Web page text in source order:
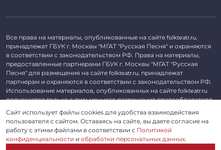
Все права на материалы, опубликованные на сайте folkteatr.ru,
принадлежат ГБУК г. Москвы "МГАТ "Русская Песня" и охраняются
в соответствии с законодательством РФ. Права на материалы,
предоставленные партнерами ГБУК г. Москвы "МГАТ "Русская
Песня" для размещения на сайте folkteatr.ru, принадлежат
партнерам и охраняются в соответствии с законодательством РФ.
Использование материалов, опубликованных на сайте folkteatr.ru
допускается только с письменного разрешения правообладателя.
©2026 ГБУК г. Москвы «МГАТ «Русская песня». ОГРН 1027739279182,
ИНН 7714039052.
Пользовательское соглашение
Сайт использует файлы cookies для удобства взаимодействия
пользователя с сайтом. Оставаясь на сайте, вы даете согласие на
работу с этими файлами в соответствии с Политикой
конфиденциальности и обработки персональных данных.